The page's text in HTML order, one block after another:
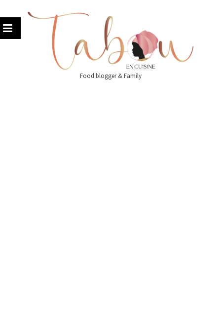
to
content
Food blogger & Family